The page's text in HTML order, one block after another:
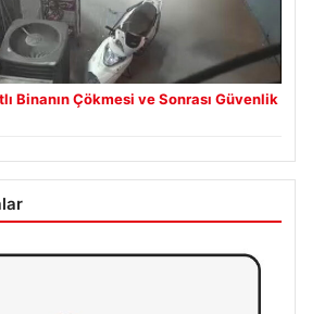
Binanın Çökmesi ve Sonrası Güvenlik